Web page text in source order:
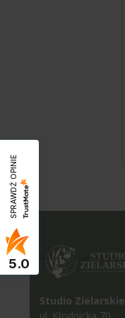
Studio Zielarskie
SPRAWDŹ OPINIE
5.0